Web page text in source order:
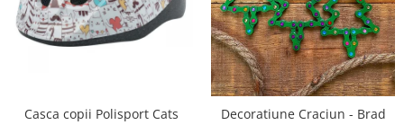
Casca copii Polisport Cats
Decoratiune Craciun - Brad